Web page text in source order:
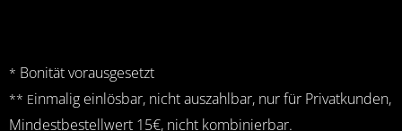
* Bonität vorausgesetzt
** Einmalig einlösbar, nicht auszahlbar, nur für Privatkunden,
Mindestbestellwert 15€, nicht kombinierbar.